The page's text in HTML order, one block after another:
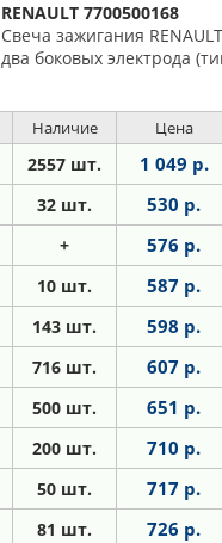
RENAULT 7700500168
Свеча зажигания
два боковых электрода
Наличие Цена
2557 шт. 1 049 р.
32 шт. 530 р.
+ 576 р.
10 шт. 587 р.
143 шт. 598 р.
716 шт. 607 р.
500 шт. 651 р.
200 шт. 710 р.
50 шт. 717 р.
81 шт. 726 р.